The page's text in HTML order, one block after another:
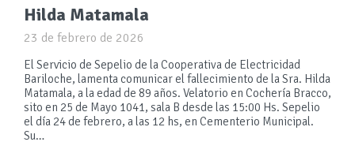
Hilda Matamala
23 de febrero de 2026
El Servicio de Sepelio de la Cooperativa de Electricidad
Bariloche, lamenta comunicar el fallecimiento de la Sra. Hilda
Matamala, a la edad de 89 años. Velatorio en Cochería Bracco,
sito en 25 de Mayo 1041, sala B desde las 15:00 Hs. Sepelio
el día 24 de febrero, a las 12 hs, en Cementerio Municipal.
Su…